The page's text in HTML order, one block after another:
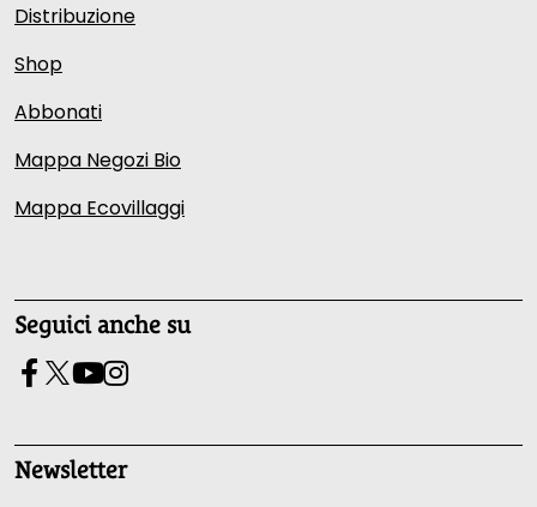
Distribuzione
Shop
Abbonati
Mappa Negozi Bio
Mappa Ecovillaggi
Seguici anche su
Newsletter